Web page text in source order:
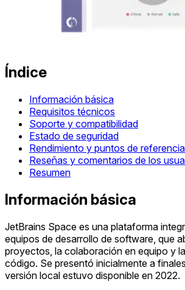
Índice
Información básica
Requisitos técnicos
Soporte y compatibilidad
Estado de seguridad
Rendimiento y puntos de referencia
Reseñas y comentarios de los
Resumen
Información básica
JetBrains Space es una plataforma
equipos de desarrollo de software, que
proyectos, la colaboración en equipo y
código. Se presentó inicialmente a
versión local estuvo disponible en 2022.